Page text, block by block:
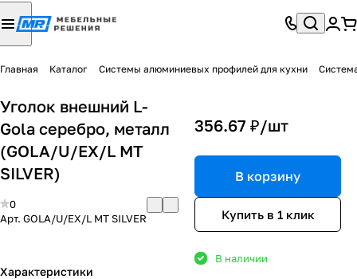
Главная Каталог Системы алюминиевых профилей для кухни
Уголок внешний L-
Gola серебро, металл
(GOLA/U/EX/L MT
SILVER)
0
Арт. GOLA/U/EX/L MT SILVER
Характеристики
356.67 ₽/шт
В корзину
Купить в 1 клик
В наличии